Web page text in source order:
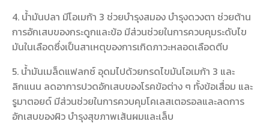
4. น้ำมันปลา มีโอเมก้า 3 ช่วยบำรุงสมอง บำรุงดวงตา ช่วยต้าน
การอักเสบของกระดูกและข้อ มีส่วนช่วยในการควบคุมระดับไข
มันในเลือดซึ่งเป็นสาเหตุของการเกิดภาวะหลอดเลือดตีบ
5. น้ำมันเมล็ดแฟลกซ์ อุดมไปด้วยกรดไขมันโอเมก้า 3 และ
ลิกแนน ลดอาการปวดอักเสบของโรคข้อต่าง ๆ ทั้งข้อเสื่อม และ
รูมาตอยด์ มีส่วนช่วยในการควบคุมโคเลสเตอรอลและลดการ
อักเสบของผิว บำรุงสุขภาพเส้นผมและเล็บ